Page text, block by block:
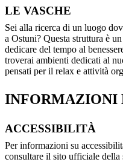
LE VASCHE
Sei alla ricerca di un luogo
a Ostuni? Questa struttura è
dedicare del tempo al
troverai ambienti dedicati al
pensati per il relax e attività
INFORMAZIONI
ACCESSIBILITÀ
Per informazioni su
consultare il sito ufficiale della